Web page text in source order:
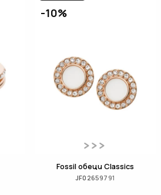
-10%
Fossil обеци Classics
JF02659791